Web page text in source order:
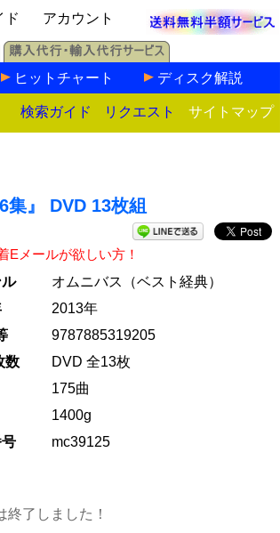
ド アカウント
ヒットチャート ディスク解説
検索ガイド リクエスト サイトマップ
集』 DVD 13枚組
Eメールが欲しい方！
オムニバス（ベスト経典）
2013年
9787885319205
数
DVD 全13枚
175曲
1400g
mc39125
終了しました！